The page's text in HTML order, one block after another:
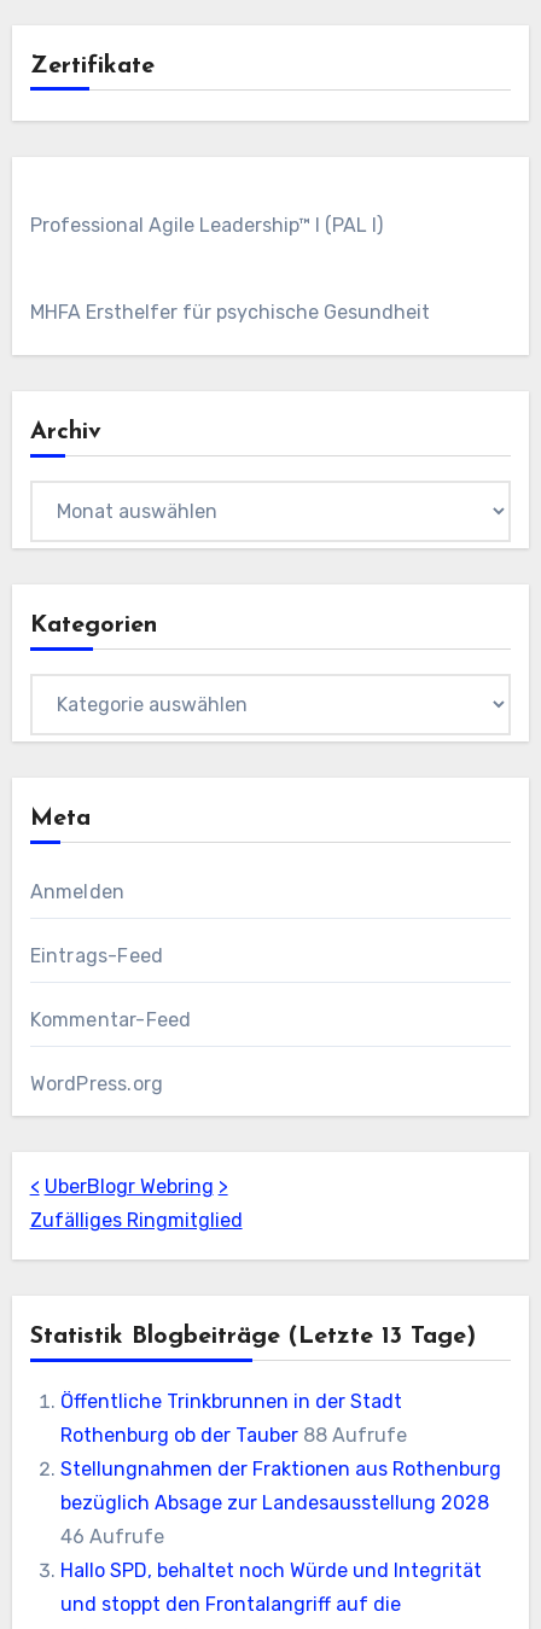
Zertifikate
Professional Agile Leadership™ I (PAL I)
MHFA Ersthelfer für psychische Gesundheit
Archiv
Kategorien
Meta
Anmelden
Eintrags-Feed
Kommentar-Feed
WordPress.org
< UberBlogr Webring >
Zufälliges Ringmitglied
Statistik Blogbeiträge (letzte 13 Tage)
Öffentliche Trinkbrunnen in der Stadt
Rothenburg ob der Tauber 88 Aufrufe
Stellungnahmen der Fraktionen aus Rothenburg
bezüglich Absage zur Landesausstellung 2028
46 Aufrufe
Hallo SPD, behaltet noch Würde und Integrität
und stoppt den Frontalangriff auf die